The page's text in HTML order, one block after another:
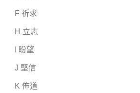
F 祈求
H 立志
I 盼望
J 堅信
K 佈道